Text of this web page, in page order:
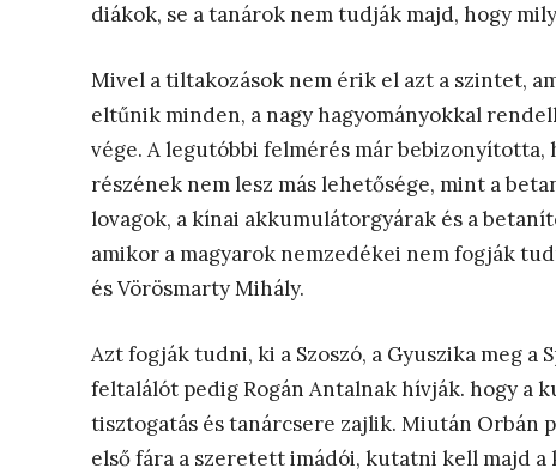
diákok, se a tanárok nem tudják majd, hogy
Mivel a tiltakozások nem érik el azt a szintet,
eltűnik minden, a nagy hagyományokkal
vége. A legutóbbi felmérés már
részének nem lesz más lehetősége, mint a
lovagok, a kínai akkumulátorgyárak és a
amikor a magyarok nemzedékei nem fogják
és Vörösmarty Mihály.
Azt fogják tudni, ki a Szoszó, a Gyuszika meg a
feltalálót pedig Rogán Antalnak hívják. hogy a
tisztogatás és tanárcsere zajlik. Miután Orbán
első fára a szeretett imádói, kutatni kell majd a